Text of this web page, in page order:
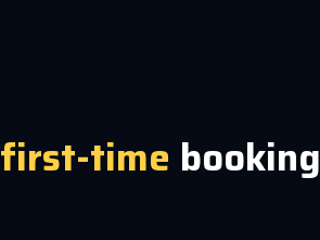
first-time booking